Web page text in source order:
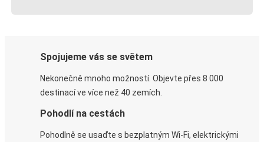
Spojujeme vás se světem
Nekonečně mnoho možností. Objevte přes 8 000
destinací ve více než 40 zemích.
Pohodlí na cestách
Pohodlně se usaďte s bezplatným Wi-Fi, elektrickými